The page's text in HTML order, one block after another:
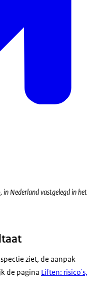
Nederland vastgelegd in het
ziet, de aanpak
de pagina Liften: risico's,